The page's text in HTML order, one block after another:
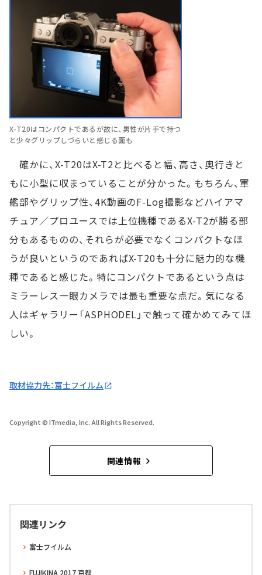
X-T20はコンパクトであるが故に、男性が片手で持つ
と少々グリップしづらいと感じる面も
確かに、X-T20はX-T2と比べると幅、高さ、奥行きと
もに小型に収まっていることが分かった。もちろん、軍
艦部やグリップ性、4K動画のF-Log撮影などハイアマ
チュア／プロユースでは上位機種であるX-T2が勝る部
分もあるものの、それらが必要でなくコンパクトなほ
うが良いというのであればX-T20も十分に魅力的な機
種であると感じた。特にコンパクトであるという点は
ミラーレス一眼カメラでは最も重要な点だ。気になる
人はギャラリー「ASPHODEL」で触って確かめてみてほ
しい。
取材協力先：富士フイルム
Copyright © ITmedia, Inc. All Rights Reserved.
関連情報
関連リンク
富士フイルム
FUJIKINA 2017 京都